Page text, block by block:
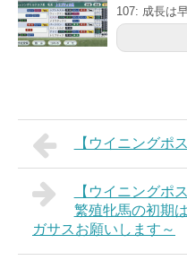
107: 成長は
【ウイニングポ
【ウイニングポ
繁殖牝馬の初期
ガサスお願いします～